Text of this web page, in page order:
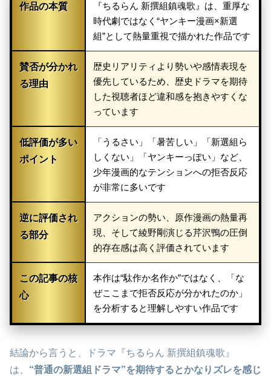
作品の本質
『ちるらん 新撰組鎮魂歌』は、重厚な
時代劇ではなく“ヤンキー漫画×新選
組”として熱量重視で描かれた作品です
賛否が分かれ
る理由
歴史リアリティより勢いや感情表現を
優先しているため、歴史ドラマを期待
した視聴者ほど違和感を抱きやすくな
っています
低評価が多い
ポイント
「うるさい」「暑苦しい」「新選組ら
しくない」「ヤンキーっぽい」など、
少年漫画的なテンションへの拒否反応
が非常に多いです
逆に評価され
る部分
アクションの勢い、原作漫画の熱量再
現、そして綾野剛演じる芹沢鴨の圧倒
的存在感は高く評価されています
この記事の核
心
本作は“駄作か名作か”ではなく、「な
ぜここまで拒否反応が分かれたのか」
を分析すると理解しやすい作品です
結論から言うと、ドラマ『ちるらん 新撰組鎮魂歌』
は、 “普通の新選組ドラマ”を期待するとかなりズレを感じ